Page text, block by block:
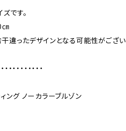
です。
㎝
違ったデザインとなる可能性がござい
・・・・・・・・・・
ング ノーカラーブルゾン